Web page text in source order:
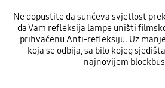
Ne dopustite da sunčeva svjetlost
da Vam refleksija lampe uništi
prihvaćenu Anti-refleksiju. Uz
koja se odbija, sa bilo kojeg
najnovijem